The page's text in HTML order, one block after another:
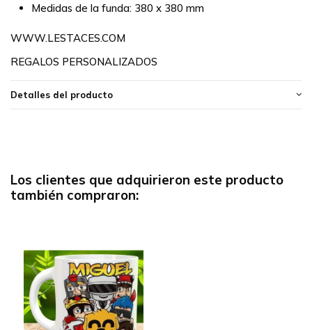
Medidas de la funda: 380 x 380 mm
WWW.LESTACES.COM
REGALOS PERSONALIZADOS
Detalles del producto
Los clientes que adquirieron este producto
también compraron: